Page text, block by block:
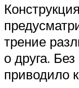
трение
о друга.
приводило